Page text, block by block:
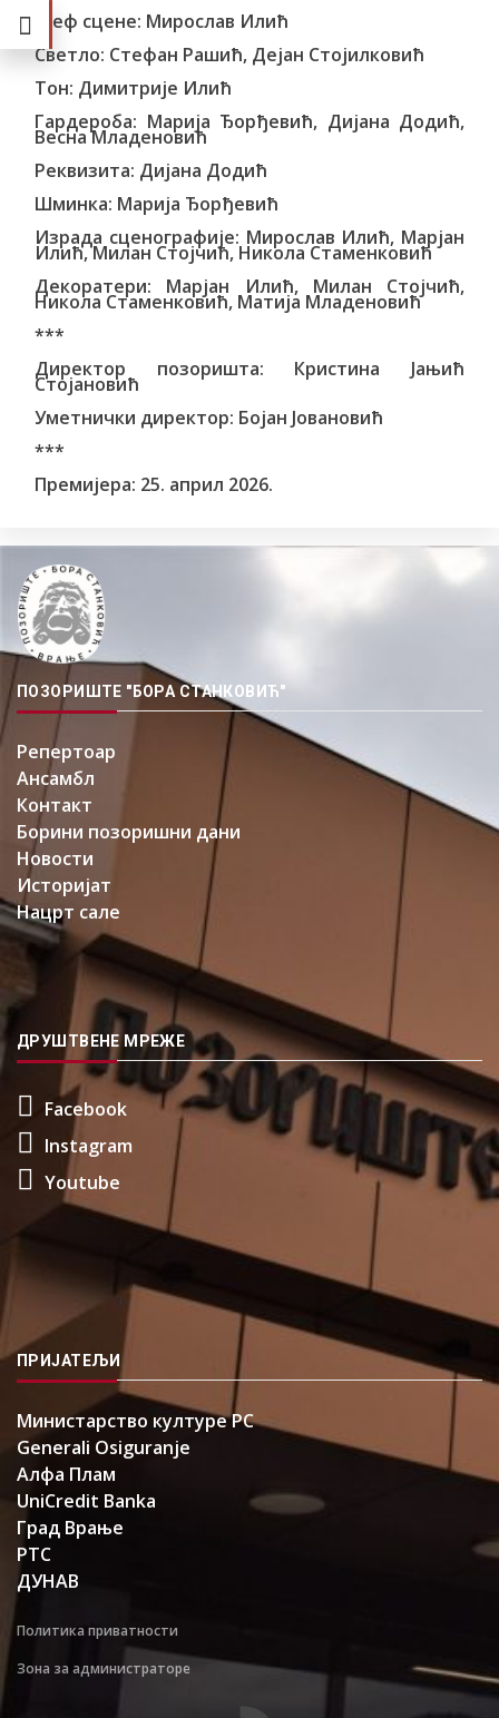
Шеф сцене: Мирослав Илић
Светло: Стефан Рашић, Дејан Стојилковић
Тон: Димитрије Илић
Гардероба: Марија Ђорђевић, Дијана Додић,
Весна Младеновић
Реквизита: Дијана Додић
Шминка: Марија Ђорђевић
Израда сценографије: Мирослав Илић, Марјан
Илић, Милан Стојчић, Никола Стаменковић
Декоратери: Марјан Илић, Милан Стојчић,
Никола Стаменковић, Матија Младеновић
***
Директор позоришта: Кристина Јањић
Стојановић
Уметнички директор: Бојан Јовановић
***
Премијера: 25. април 2026.
ПОЗОРИШТЕ "БОРА СТАНКОВИЋ"
Репертоар
Ансамбл
Контакт
Борини позоришни дани
Новости
Историјат
Нацрт сале
ДРУШТВЕНЕ МРЕЖЕ
Facebook
Instagram
Youtube
ПРИЈАТЕЉИ
Министарство културе РС
Generali Osiguranje
Алфа Плам
UniCredit Banka
Град Врање
РТС
ДУНАВ
Политика приватности
Зона за администраторе